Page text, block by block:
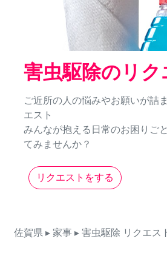
害虫駆除のリク
ご近所の人の悩みやお願いが詰
エスト
みんなが抱える日常のお困りご
てみませんか？
リクエストをする
佐賀県 ▸ 家事 ▸ 害虫駆除 リクエス